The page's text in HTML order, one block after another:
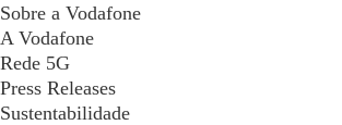
Sobre a Vodafone
A Vodafone
Rede 5G
Press Releases
Sustentabilidade